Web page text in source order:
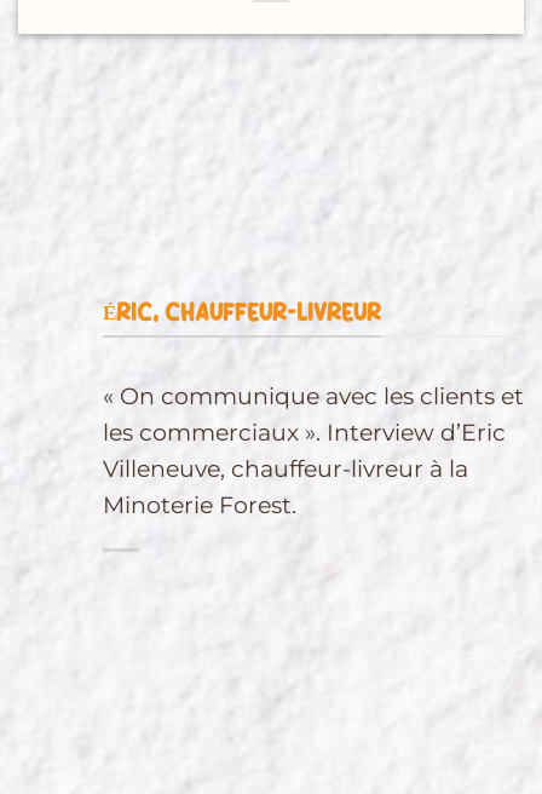
ÉRIC, CHAUFFEUR-LIVREUR
« On communique avec les clients et
les commerciaux ». Interview d’Eric
Villeneuve, chauffeur-livreur à la
Minoterie Forest.